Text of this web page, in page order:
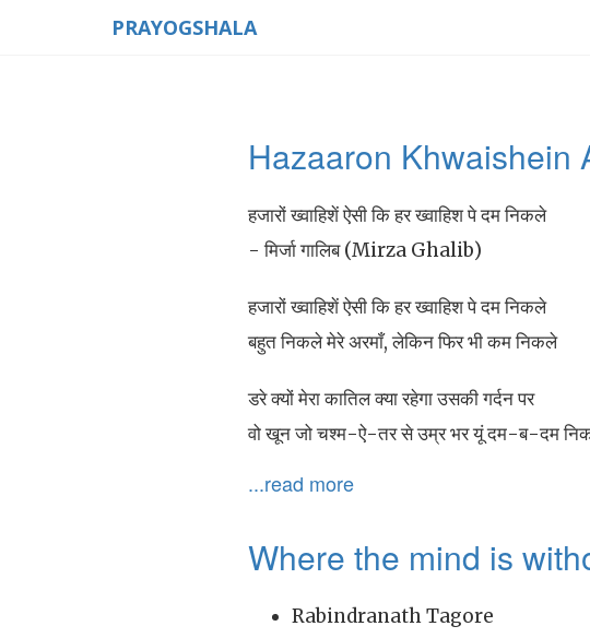
PRAYOGSHALA
Hazaaron Khwaishein
हजारों ख्वाहिशें ऐसी कि हर ख्वाहिश पे दम निकले
- मिर्जा गालिब (Mirza Ghalib)
हजारों ख्वाहिशें ऐसी कि हर ख्वाहिश पे दम निकले
बहुत निकले मेरे अरमाँ, लेकिन फिर भी कम निकले
डरे क्यों मेरा कातिल क्या रहेगा उसकी गर्दन पर
वो खून जो चश्म-ऐ-तर से उम्र भर यूं दम-ब-दम
...read more
Where the mind is
Rabindranath Tagore